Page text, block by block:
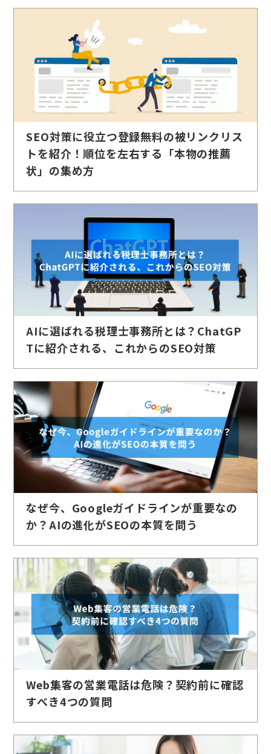
SEO対策に役立つ登録無料の被リンクリス
トを紹介！順位を左右する「本物の推薦
状」の集め方
AIに選ばれる税理士事務所とは？ChatGP
Tに紹介される、これからのSEO対策
なぜ今、Googleガイドラインが重要なの
か？AIの進化がSEOの本質を問う
Web集客の営業電話は危険？契約前に確認
すべき4つの質問